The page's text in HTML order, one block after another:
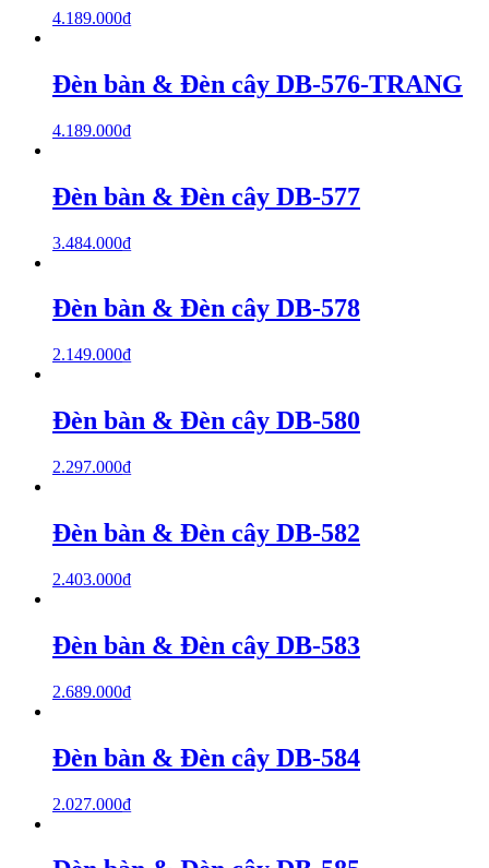
4.189.000₫
Đèn bàn & Đèn cây DB-576-TRANG
4.189.000₫
Đèn bàn & Đèn cây DB-577
3.484.000₫
Đèn bàn & Đèn cây DB-578
2.149.000₫
Đèn bàn & Đèn cây DB-580
2.297.000₫
Đèn bàn & Đèn cây DB-582
2.403.000₫
Đèn bàn & Đèn cây DB-583
2.689.000₫
Đèn bàn & Đèn cây DB-584
2.027.000₫